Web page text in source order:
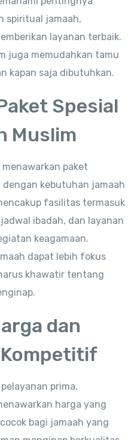
spiritual jamaah,
layanan terbaik.
juga memudahkan tamu
kapan saja dibutuhkan.
Spesial
Muslim
paket
kebutuhan jamaah
fasilitas termasuk
ibadah, dan layanan
keagamaan.
dapat lebih fokus
khawatir tentang
dan
prima,
harga yang
bagi jamaah yang